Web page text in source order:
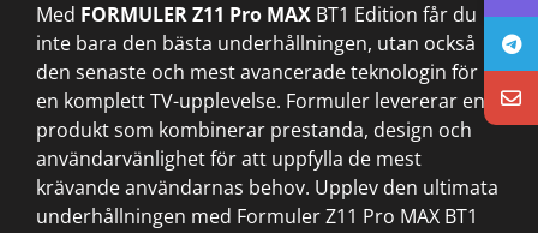
Med FORMULER Z11 Pro MAX BT1 Edition får du
inte bara den bästa underhållningen, utan också
den senaste och mest avancerade teknologin för
en komplett TV-upplevelse. Formuler levererar en
produkt som kombinerar prestanda, design och
användarvänlighet för att uppfylla de mest
krävande användarnas behov. Upplev den ultimata
underhållningen med Formuler Z11 Pro MAX BT1